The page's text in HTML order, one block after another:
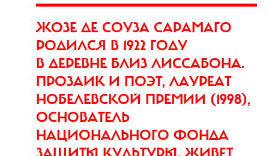
ЖОЗЕ ДЕ СОУЗА САРАМАГО
РОДИЛСЯ В 1922 ГОДУ
В ДЕРЕВНЕ БЛИЗ ЛИССАБОНА.
ПРОЗАИК И ПОЭТ, ЛАУРЕАТ
НОБЕЛЕВСКОЙ ПРЕМИИ (1998),
ОСНОВАТЕЛЬ
НАЦИОНАЛЬНОГО ФОНДА